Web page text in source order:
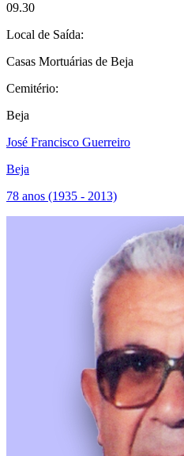
09.30
Local de Saída:
Casas Mortuárias de Beja
Cemitério:
Beja
José Francisco Guerreiro
Beja
78 anos (1935 - 2013)